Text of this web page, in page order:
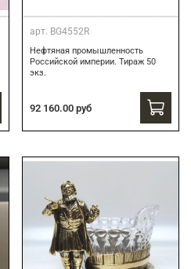
арт. BG4552R
Нефтяная промышленность
Российской империи. Тираж 50
экз.
92 160.00 руб